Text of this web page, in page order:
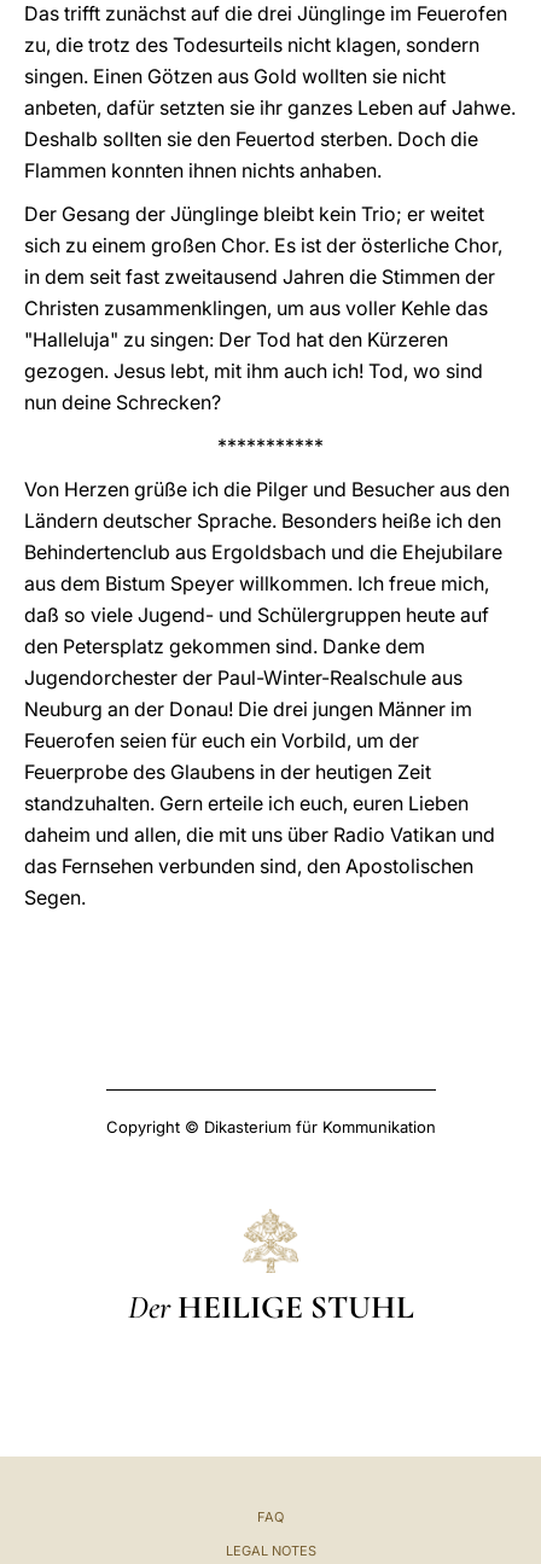
Das trifft zunächst auf die drei Jünglinge im Feuerofen
zu, die trotz des Todesurteils nicht klagen, sondern
singen. Einen Götzen aus Gold wollten sie nicht
anbeten, dafür setzten sie ihr ganzes Leben auf Jahwe.
Deshalb sollten sie den Feuertod sterben. Doch die
Flammen konnten ihnen nichts anhaben.
Der Gesang der Jünglinge bleibt kein Trio; er weitet
sich zu einem großen Chor. Es ist der österliche Chor,
in dem seit fast zweitausend Jahren die Stimmen der
Christen zusammenklingen, um aus voller Kehle das
"Halleluja" zu singen: Der Tod hat den Kürzeren
gezogen. Jesus lebt, mit ihm auch ich! Tod, wo sind
nun deine Schrecken?
***********
Von Herzen grüße ich die Pilger und Besucher aus den
Ländern deutscher Sprache. Besonders heiße ich den
Behindertenclub aus Ergoldsbach und die Ehejubilare
aus dem Bistum Speyer willkommen. Ich freue mich,
daß so viele Jugend- und Schülergruppen heute auf
den Petersplatz gekommen sind. Danke dem
Jugendorchester der Paul-Winter-Realschule aus
Neuburg an der Donau! Die drei jungen Männer im
Feuerofen seien für euch ein Vorbild, um der
Feuerprobe des Glaubens in der heutigen Zeit
standzuhalten. Gern erteile ich euch, euren Lieben
daheim und allen, die mit uns über Radio Vatikan und
das Fernsehen verbunden sind, den Apostolischen
Segen.
Copyright © Dikasterium für Kommunikation
Der HEILIGE STUHL
FAQ
LEGAL NOTES